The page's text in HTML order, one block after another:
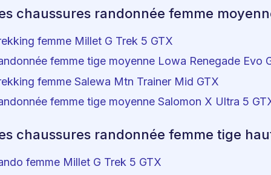
chaussures randonnée femme
femme Millet G Trek 5 GTX
femme tige moyenne Lowa Renegade Evo
femme Salewa Mtn Trainer Mid GTX
femme tige moyenne Salomon X Ultra 5
chaussures randonnée femme tige
femme Millet G Trek 5 GTX